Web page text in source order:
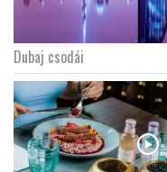
Dubaj csodái